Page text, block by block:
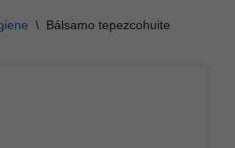
\ Bálsamo tepezcohuite